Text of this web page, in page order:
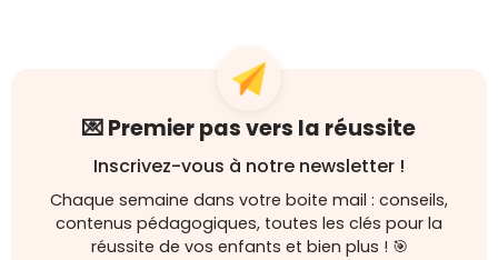
💌 Premier pas vers la réussite
Inscrivez-vous à notre newsletter !
Chaque semaine dans votre boite mail : conseils,
contenus pédagogiques, toutes les clés pour la
réussite de vos enfants et bien plus ! 🎯